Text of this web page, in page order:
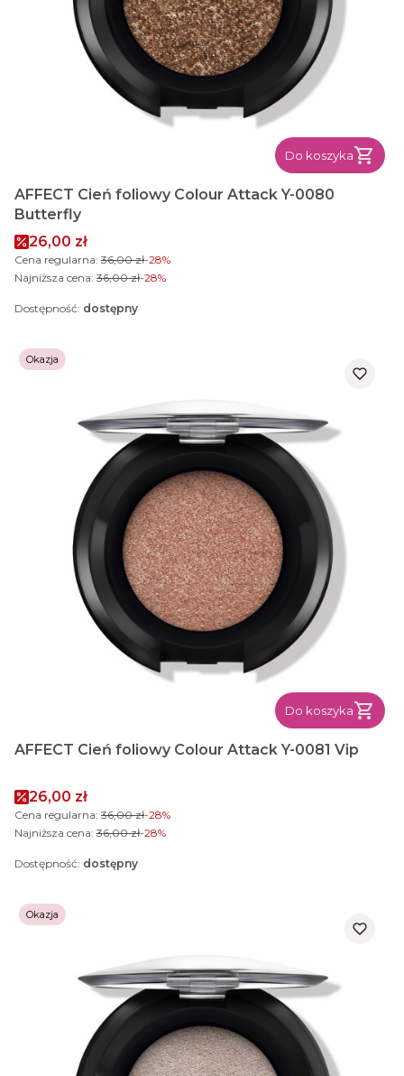
Do koszyka
AFFECT Cień foliowy Colour Attack Y-0080
Butterfly
Cena promocyjna
26,00 zł
Cena regularna: 36,00 zł-28%
Najniższa cena: 36,00 zł-28%
Dostępność: dostępny
Okazja
Do koszyka
AFFECT Cień foliowy Colour Attack Y-0081 Vip
Cena promocyjna
26,00 zł
Cena regularna: 36,00 zł-28%
Najniższa cena: 36,00 zł-28%
Dostępność: dostępny
Okazja